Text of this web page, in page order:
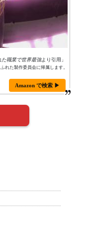
た職業で世界最強より引用」
れた製作委員会に帰属します。
Amazon で検索 ▶